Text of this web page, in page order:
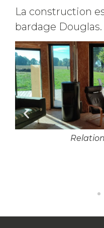
La construction
bardage Douglas.